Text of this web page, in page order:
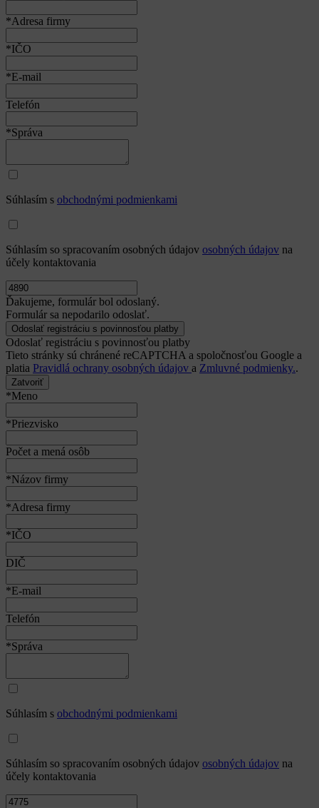
*Adresa firmy
*IČO
*E-mail
Telefón
*Správa
Súhlasím s obchodnými podmienkami
Súhlasím so spracovaním osobných údajov osobných údajov na
účely kontaktovania
Ďakujeme, formulár bol odoslaný.
Formulár sa nepodarilo odoslať.
Odoslať registráciu s povinnosťou platby
Tieto stránky sú chránené reCAPTCHA a spoločnosťou Google a
platia Pravidlá ochrany osobných údajov a Zmluvné podmienky..
Zatvoriť
*Meno
*Priezvisko
Počet a mená osôb
*Názov firmy
*Adresa firmy
*IČO
DIČ
*E-mail
Telefón
*Správa
Súhlasím s obchodnými podmienkami
Súhlasím so spracovaním osobných údajov osobných údajov na
účely kontaktovania